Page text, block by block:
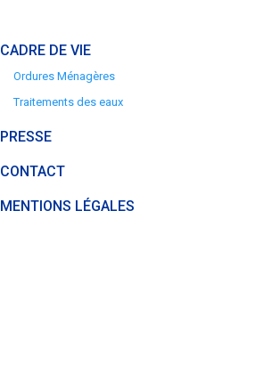
CADRE DE VIE
Ordures Ménagères
Traitements des eaux
PRESSE
CONTACT
MENTIONS LÉGALES